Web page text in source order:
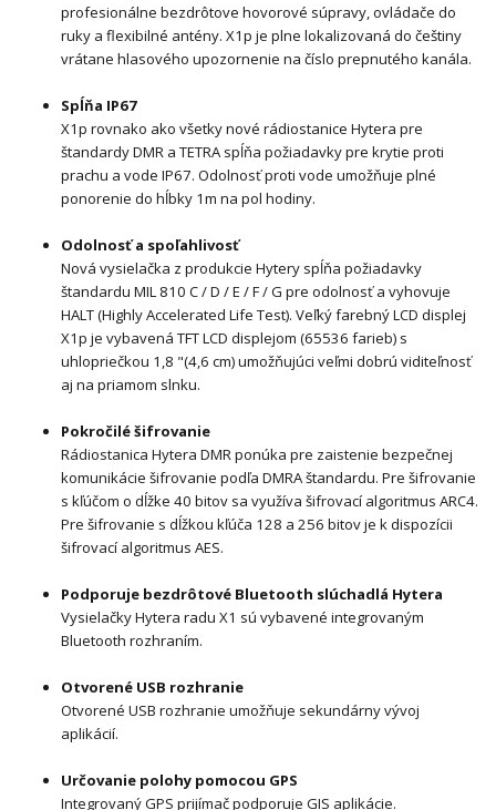
profesionálne bezdrôtove hovorové súpravy, ovládače do
ruky a flexibilné antény. X1p je plne lokalizovaná do češtiny
vrátane hlasového upozornenie na číslo prepnutého kanála.
Spĺňa IP67
X1p rovnako ako všetky nové rádiostanice Hytera pre
štandardy DMR a TETRA spĺňa požiadavky pre krytie proti
prachu a vode IP67. Odolnosť proti vode umožňuje plné
ponorenie do hĺbky 1m na pol hodiny.
Odolnosť a spoľahlivosť
Nová vysielačka z produkcie Hytery spĺňa požiadavky
štandardu MIL 810 C / D / E / F / G pre odolnosť a vyhovuje
HALT (Highly Accelerated Life Test). Veľký farebný LCD displej
X1p je vybavená TFT LCD displejom (65536 farieb) s
uhlopriečkou 1,8 "(4,6 cm) umožňujúci veľmi dobrú viditeľnosť
aj na priamom slnku.
Pokročilé šifrovanie
Rádiostanica Hytera DMR ponúka pre zaistenie bezpečnej
komunikácie šifrovanie podľa DMRA štandardu. Pre šifrovanie
s kľúčom o dĺžke 40 bitov sa využíva šifrovací algoritmus ARC4.
Pre šifrovanie s dĺžkou kľúča 128 a 256 bitov je k dispozícii
šifrovací algoritmus AES.
Podporuje bezdrôtové Bluetooth slúchadlá Hytera
Vysielačky Hytera radu X1 sú vybavené integrovaným
Bluetooth rozhraním.
Otvorené USB rozhranie
Otvorené USB rozhranie umožňuje sekundárny vývoj
aplikácií.
Určovanie polohy pomocou GPS
Integrovaný GPS prijímač podporuje GIS aplikácie.